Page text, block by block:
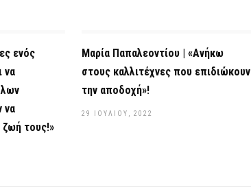
ενός
να
να
τους!»
Μαρία Παπαλεοντίου | «Ανήκω
στους καλλιτέχνες που επιδιώκουν
την αποδοχή»!
29 ΙΟΥΛΊΟΥ, 2022